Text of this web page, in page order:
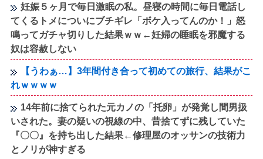
妊娠５ヶ月で毎日激眠の私。昼寝の時間に毎日電話し
てくるトメについにブチギレ「ボケ入ってんのか！」怒
鳴ってガチャ切りした結果ｗｗ←妊婦の睡眠を邪魔する
奴は容赦しない
【うわぁ…】3年間付き合って初めての旅行、結果がこ
れｗｗｗｗ
14年前に捨てられた元カノの「托卵」が発覚し間男扱
いされた。妻の疑いの視線の中、昔捨てずに残していた
『〇〇』を持ち出した結果←修理屋のオッサンの技術力
とノリが神すぎる